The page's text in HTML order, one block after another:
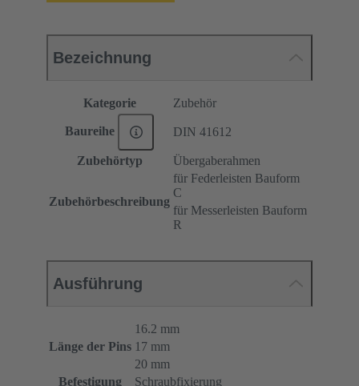
Bezeichnung
Kategorie Zubehör
Baureihe DIN 41612
Zubehörtyp Übergaberahmen
Zubehörbeschreibung
für Federleisten Bauform
C
für Messerleisten Bauform
R
Ausführung
Länge der Pins
16.2 mm
17 mm
20 mm
Befestigung
Schraubfixierung